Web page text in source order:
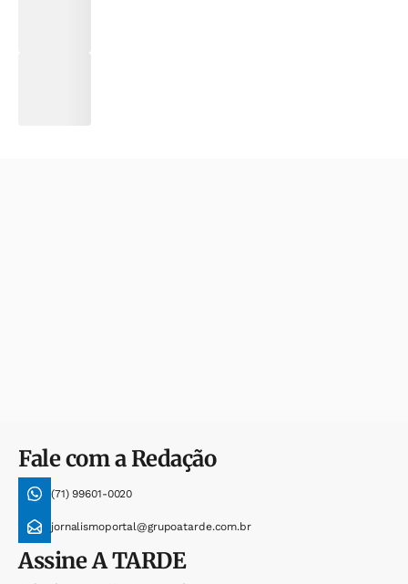
Fale com a Redação
(71) 99601-0020
jornalismoportal@grupoatarde.com.br
AssineA TARDE